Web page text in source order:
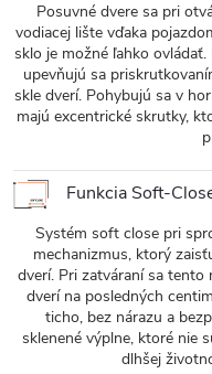
Posuvné dvere sa pri
vodiacej lište vďaka
sklo je možné ľahko
upevňujú sa
skle dverí. Pohybujú sa v
majú excentrické skrutky,
Funkcia Soft-
Systém soft close pri
mechanizmus, ktorý
dverí. Pri zatváraní sa
dverí na posledných
ticho, bez nárazu a
sklenené výplne, ktoré nie
dlhšej